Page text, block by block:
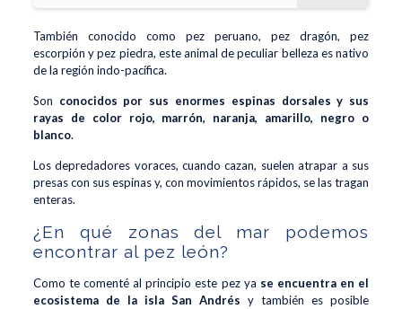
También conocido como pez peruano, pez dragón, pez
escorpión y pez piedra, este animal de peculiar belleza es nativo
de la región indo-pacífica.
Son conocidos por sus enormes espinas dorsales y sus
rayas de color rojo, marrón, naranja, amarillo, negro o
blanco.
Los depredadores voraces, cuando cazan, suelen atrapar a sus
presas con sus espinas y, con movimientos rápidos, se las tragan
enteras.
¿En qué zonas del mar podemos
encontrar al pez león?
Como te comenté al principio este pez ya se encuentra en el
ecosistema de la isla San Andrés y también es posible